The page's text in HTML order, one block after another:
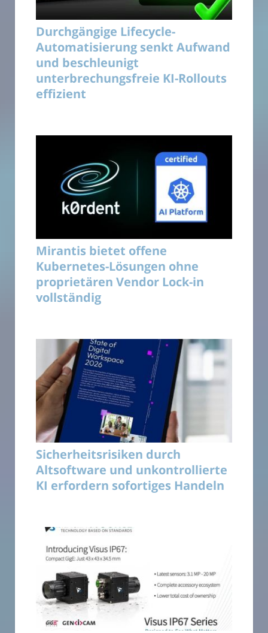
Durchgängige Lifecycle-
Automatisierung senkt Aufwand
und beschleunigt
unterbrechungsfreie KI-Rollouts
effizient
Mirantis bietet offene
Kubernetes-Lösungen ohne
proprietären Vendor Lock-in
vollständig
Sicherheitsrisiken durch
Altsoftware und unkontrollierte
KI erfordern sofortiges Handeln